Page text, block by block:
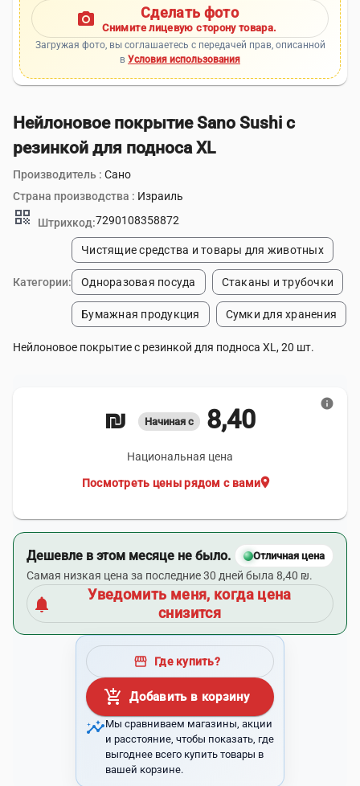
photo_camera Сделать фото
Снимите лицевую сторону товара.
Загружая фото, вы соглашаетесь с передачей прав, описанной
в Условия использования
Нейлоновое покрытие Sano Sushi с
резинкой для подноса XL
Производитель : Сано
Страна производства : Израиль
qr_code Штрихкод:7290108358872
Категории:
Чистящие средства и товары для животных
Одноразовая посуда Стаканы и трубочки
Бумажная продукция Сумки для хранения
Нейлоновое покрытие с резинкой для подноса XL, 20 шт.
Начиная с 8,40 ₪
Национальная цена
location_on
Посмотреть цены рядом с вами
info
Дешевле в этом месяце не было. Отличная цена
Самая низкая цена за последние 30 дней была 8,40 ₪.
notifications
Уведомить меня, когда цена
снизится
storefront Где купить?
add_shopping_cart Добавить в корзину
insightsМы сравниваем магазины, акции
и расстояние, чтобы показать, где
выгоднее всего купить товары в
вашей корзине.